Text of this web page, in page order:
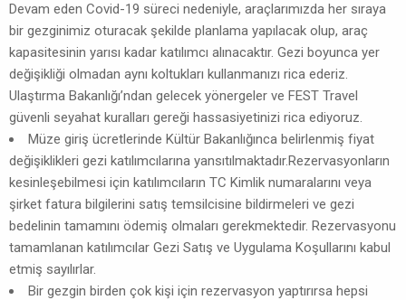
Devam eden Covid-19 süreci nedeniyle, araçlarımızda her sıraya
bir gezginimiz oturacak şekilde planlama yapılacak olup, araç
kapasitesinin yarısı kadar katılımcı alınacaktır. Gezi boyunca yer
değişikliği olmadan aynı koltukları kullanmanızı rica ederiz.
Ulaştırma Bakanlığı’ndan gelecek yönergeler ve FEST Travel
güvenli seyahat kuralları gereği hassasiyetinizi rica ediyoruz.
Müze giriş ücretlerinde Kültür Bakanlığınca belirlenmiş fiyat
değişiklikleri gezi katılımcılarına yansıtılmaktadır.Rezervasyonların
kesinleşebilmesi için katılımcıların TC Kimlik numaralarını veya
şirket fatura bilgilerini satış temsilcisine bildirmeleri ve gezi
bedelinin tamamını ödemiş olmaları gerekmektedir. Rezervasyonu
tamamlanan katılımcılar Gezi Satış ve Uygulama Koşullarını kabul
etmiş sayılırlar.
Bir gezgin birden çok kişi için rezervasyon yaptırırsa hepsi